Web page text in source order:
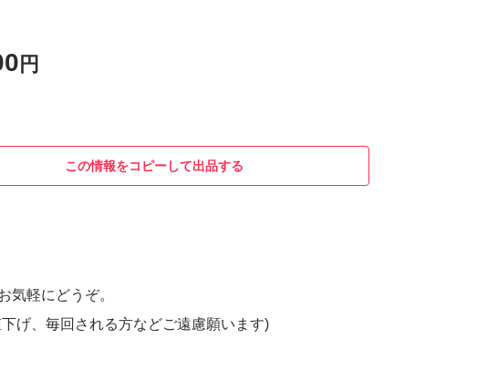
円
この情報をコピーして出品する
気軽にどうぞ。
げ、毎回される方などご遠慮願います)